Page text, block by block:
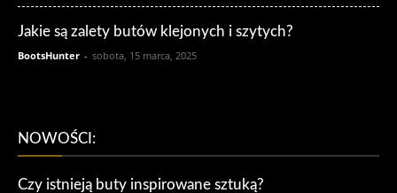
Jakie są zalety butów klejonych i szytych?
BootsHunter - sobota, 15 marca, 2025
NOWOŚCI:
Czy istnieją buty inspirowane sztuką?